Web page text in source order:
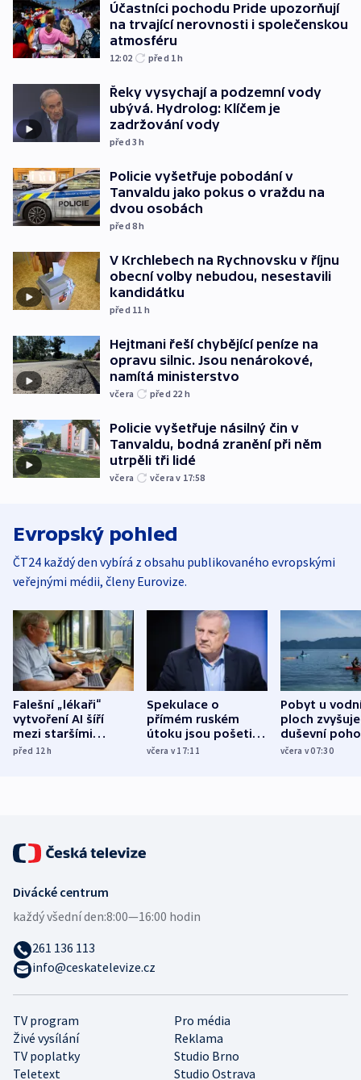
Účastníci pochodu Pride upozorňují
na trvající nerovnosti i společenskou
atmosféru
12:02 před 1h
Řeky vysychají a podzemní vody
ubývá. Hydrolog: Klíčem je
zadržování vody
před 3h
Policie vyšetřuje pobodání v
Tanvaldu jako pokus o vraždu na
dvou osobách
před 8h
V Krchlebech na Rychnovsku v říjnu
obecní volby nebudou, nesestavili
kandidátku
před 11 h
Hejtmani řeší chybějící peníze na
opravu silnic. Jsou nenárokové,
namítá ministerstvo
včera před 22 h
Policie vyšetřuje násilný čin v
Tanvaldu, bodná zranění při něm
utrpěli tři lidé
včera včera v 17:58
Evropský pohled
ČT24 každý den vybírá z obsahu publikovaného evropskými
veřejnými médii, členy Eurovize.
Falešní „lékaři“
vytvoření AI šíří
mezi staršími
Poláky nebezpečné
před 12h
Spekulace o
přímém ruském
útoku jsou pošetilé,
míní estonský
včera v 17:11
Pobyt u
ploch zvyšuje
duševní
ukázala
včera v 07:30
TV program
Pro média
Živé vysílání
Reklama
TV poplatky
Studio Brno
Teletext
Studio Ostrava
Divácké centrum
každý všední den:8:00—16:00 hodin
261 136 113
info@ceskatelevize.cz